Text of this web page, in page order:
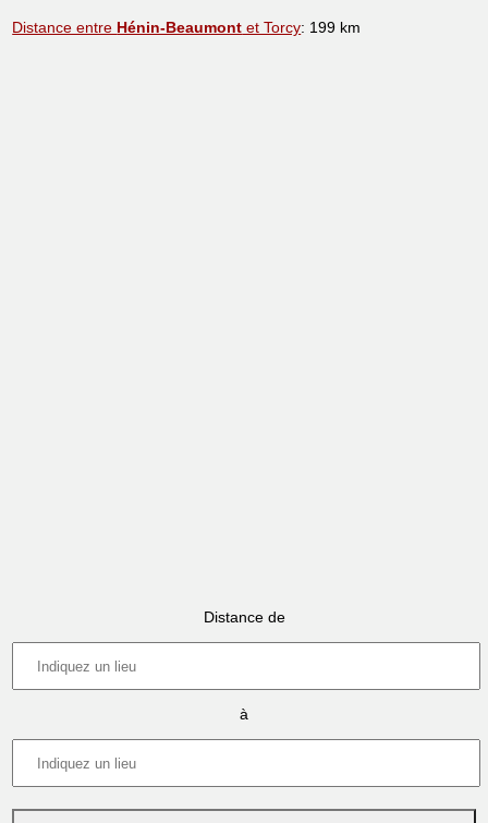
Distance entre Hénin-Beaumont et Torcy: 199 km
Distance de
à